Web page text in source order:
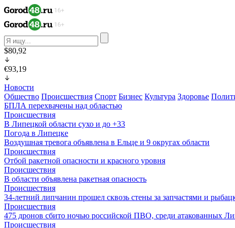
$80,92
€93,19
Новости
Общество Происшествия Спорт Бизнес Культура Здоровье
БПЛА перехвачены над областью
Происшествия
В Липецкой области сухо и до +33
Погода в Липецке
Воздушная тревога объявлена в Ельце и 9 округах области
Происшествия
Отбой ракетной опасности и красного уровня
Происшествия
В области объявлена ракетная опасность
Происшествия
34-летний липчанин прошел сквозь стены за запчастями и
Происшествия
475 дронов сбито ночью российской ПВО, среди атакованных
Происшествия